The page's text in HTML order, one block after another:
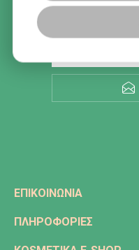
ΕΠΙΚΟΙΝΩΝΊΑ
ΠΛΗΡΟΦΟΡΊΕΣ